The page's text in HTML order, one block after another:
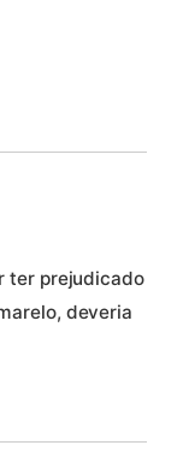
ter prejudicado
deveria